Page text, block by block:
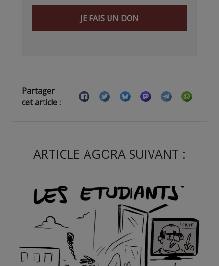
JE FAIS UN DON
Partager
cet article :
ARTICLE AGORA SUIVANT :